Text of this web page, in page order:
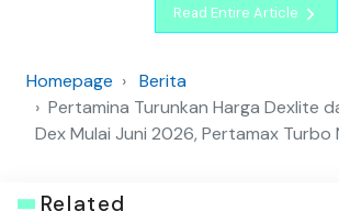
Read Entire Article
Homepage
Berita
Pertamina Turunkan Harga Dexlite
Dex Mulai Juni 2026, Pertamax Turbo
Related